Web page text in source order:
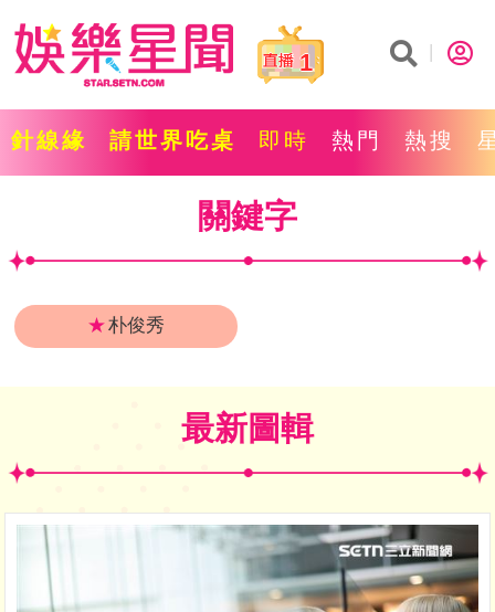
1
針線緣 請世界吃桌 即時 熱門 熱搜
關鍵字
★朴俊秀
最新圖輯